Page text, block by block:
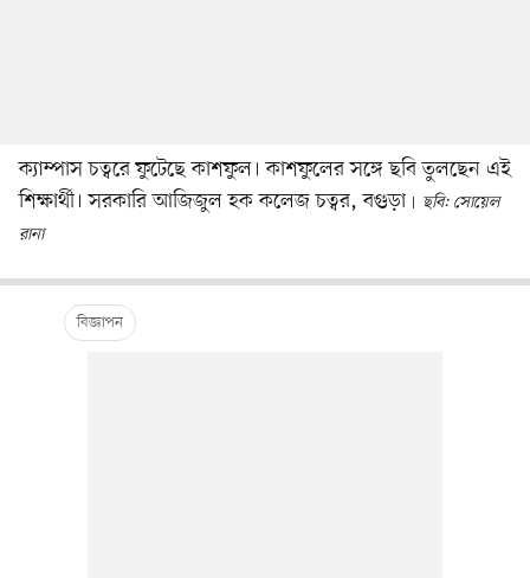
ক্যাম্পাস চত্বরে ফুটেছে কাশফুল। কাশফুলের সঙ্গে ছবি তুলছেন এই
শিক্ষার্থী। সরকারি আজিজুল হক কলেজ চত্বর, বগুড়া
ছবি: সোয়েল
রানা